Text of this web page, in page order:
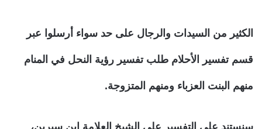
الكثير من السيدات والرجال على حد سواء أرسلوا عبر
قسم تفسير الأحلام طلب تفسير رؤية النحل في المنام
منهم البنت العزباء ومنهم المتزوجة.
سنستند على التفسير على الشيخ العلامة ابن سيرين،